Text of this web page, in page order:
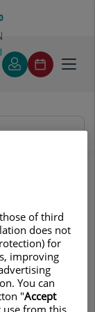
i
les
menys
of third
does not
for
improving
You can
"Accept
use from this